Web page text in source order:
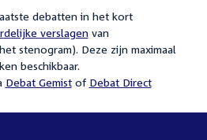
debatten in het kort
verslagenvan
stenogram). Deze zijn maximaal
beschikbaar.
Debat Gemist of Debat Direct